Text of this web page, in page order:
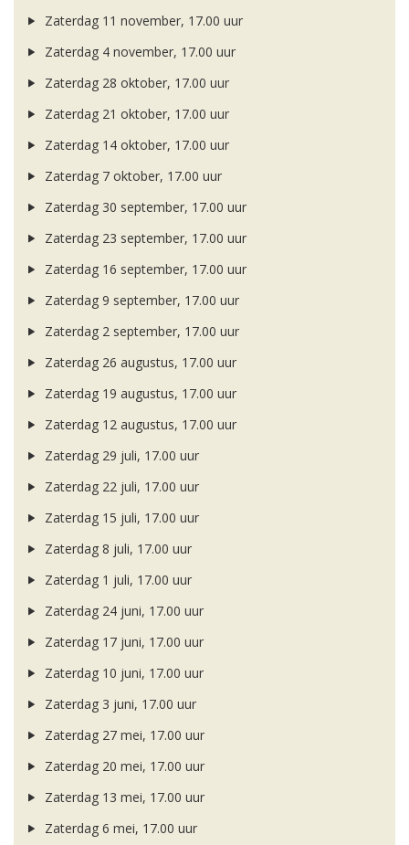
Zaterdag 11 november, 17.00 uur
Zaterdag 4 november, 17.00 uur
Zaterdag 28 oktober, 17.00 uur
Zaterdag 21 oktober, 17.00 uur
Zaterdag 14 oktober, 17.00 uur
Zaterdag 7 oktober, 17.00 uur
Zaterdag 30 september, 17.00 uur
Zaterdag 23 september, 17.00 uur
Zaterdag 16 september, 17.00 uur
Zaterdag 9 september, 17.00 uur
Zaterdag 2 september, 17.00 uur
Zaterdag 26 augustus, 17.00 uur
Zaterdag 19 augustus, 17.00 uur
Zaterdag 12 augustus, 17.00 uur
Zaterdag 29 juli, 17.00 uur
Zaterdag 22 juli, 17.00 uur
Zaterdag 15 juli, 17.00 uur
Zaterdag 8 juli, 17.00 uur
Zaterdag 1 juli, 17.00 uur
Zaterdag 24 juni, 17.00 uur
Zaterdag 17 juni, 17.00 uur
Zaterdag 10 juni, 17.00 uur
Zaterdag 3 juni, 17.00 uur
Zaterdag 27 mei, 17.00 uur
Zaterdag 20 mei, 17.00 uur
Zaterdag 13 mei, 17.00 uur
Zaterdag 6 mei, 17.00 uur